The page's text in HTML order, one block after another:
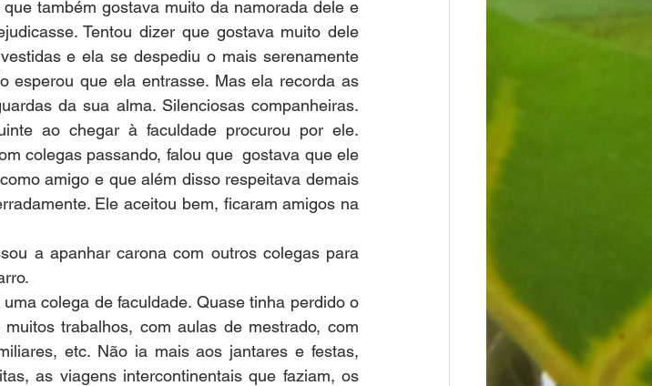
também gostava muito da namorada dele e
Tentou dizer que gostava muito dele
e ela se despediu o mais serenamente
esperou que ela entrasse. Mas ela recorda as
da sua alma. Silenciosas companheiras.
ao chegar à faculdade procurou por ele.
colegas passando, falou que  gostava que ele
amigo e que além disso respeitava demais
Ele aceitou bem, ficaram amigos na
a apanhar carona com outros colegas para
colega de faculdade. Quase tinha perdido o
trabalhos, com aulas de mestrado, com
etc. Não ia mais aos jantares e festas,
as viagens intercontinentais que faziam, os